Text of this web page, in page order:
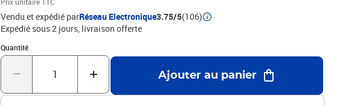
rapideLa livraison inclut 8 pieds ronds de canapé
Vendu et expédié parRéseau Electronique3.75/5(106)
Expédié sous 2 jours livraison offerte
Quantité
Quantité : 1
Ajouter au panier